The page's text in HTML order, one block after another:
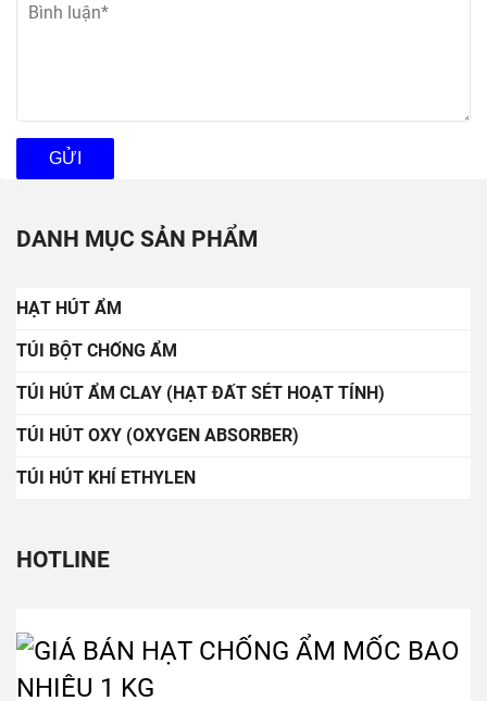
GỬI
DANH MỤC SẢN PHẨM
HẠT HÚT ẨM
TÚI BỘT CHỐNG ẨM
TÚI HÚT ẨM CLAY (HẠT ĐẤT SÉT HOẠT TÍNH)
TÚI HÚT OXY (OXYGEN ABSORBER)
TÚI HÚT KHÍ ETHYLEN
HOTLINE